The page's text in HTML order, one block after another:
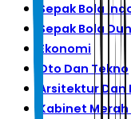
Sepak Bola
Sepak Bola
Ekonomi
Oto Dan Tekno
Arsitektur Dan
Kabinet